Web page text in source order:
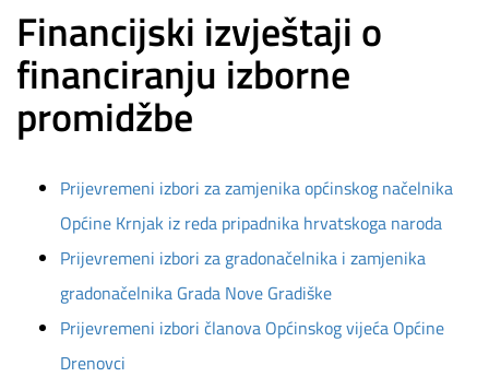
Financijski izvještaji o
financiranju izborne
promidžbe
Prijevremeni izbori za zamjenika općinskog načelnika
Općine Krnjak iz reda pripadnika hrvatskoga naroda
Prijevremeni izbori za gradonačelnika i zamjenika
gradonačelnika Grada Nove Gradiške
Prijevremeni izbori članova Općinskog vijeća Općine
Drenovci